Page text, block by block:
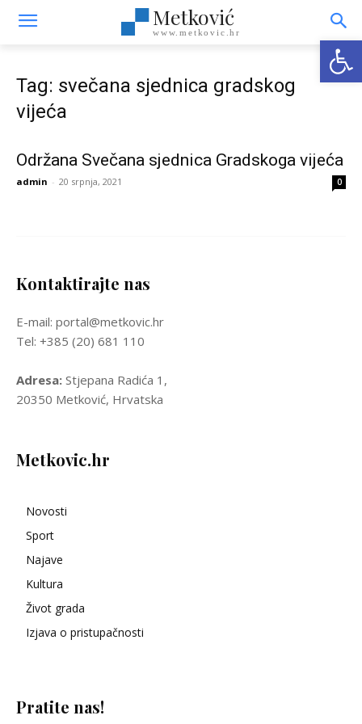
Metković
www.metkovic.hr
Tag: svečana sjednica gradskog
vijeća
Održana Svečana sjednica Gradskoga vijeća
admin - 20 srpnja, 2021 0
Kontaktirajte nas
E-mail: portal@metkovic.hr
Tel: +385 (20) 681 110
Adresa: Stjepana Radića 1,
20350 Metković, Hrvatska
Metkovic.hr
Novosti
Sport
Najave
Kultura
Život grada
Izjava o pristupačnosti
Pratite nas!